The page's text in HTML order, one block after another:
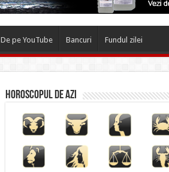
De pe YouTube Bancuri Fundul zilei
Horoscopul de azi